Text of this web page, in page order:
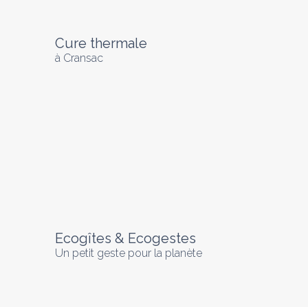
Cure thermale
à Cransac
Ecogîtes & Ecogestes
Un petit geste pour la planète